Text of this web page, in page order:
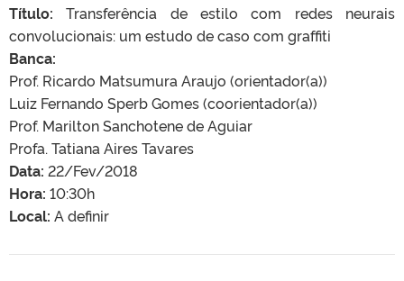
Título: Transferência de estilo com redes neurais
convolucionais: um estudo de caso com graffiti
Banca:
Prof. Ricardo Matsumura Araujo (orientador(a))
Luiz Fernando Sperb Gomes (coorientador(a))
Prof. Marilton Sanchotene de Aguiar
Profa. Tatiana Aires Tavares
Data: 22/Fev/2018
Hora: 10:30h
Local: A definir